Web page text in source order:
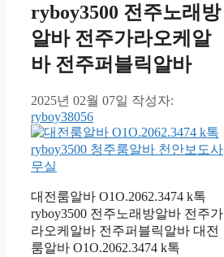
ryboy3500 전주노래방
알바 전주가라오케알
바 전주퍼블릭알바
2025년 02월 07일 작성자:
ryboy38056
대전룸알바 O1O.2062.3474 k톡
ryboy3500 전주노래방알바 전주가
라오케알바 전주퍼블릭알바 대전
룸알바 O1O.2062.3474 k톡